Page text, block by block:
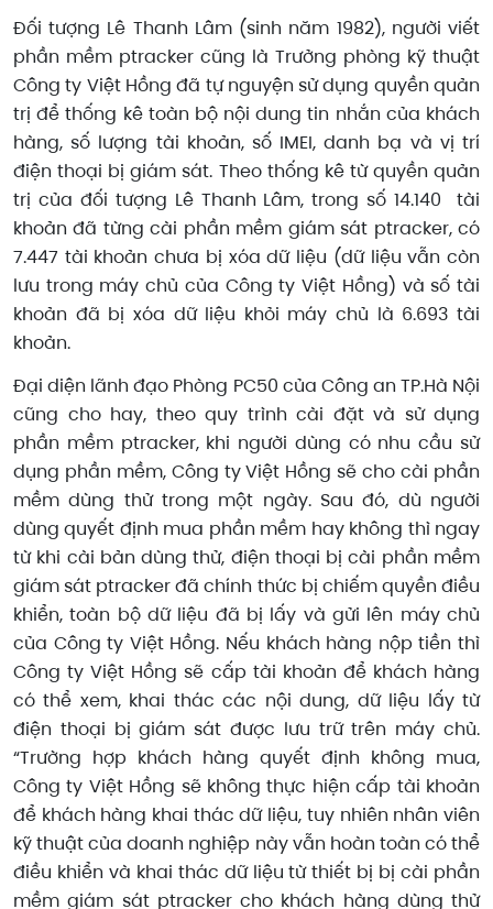
Đối tượng Lê Thanh Lâm (sinh năm 1982), người viết
phần mềm ptracker cũng là Trưởng phòng kỹ thuật
Công ty Việt Hồng đã tự nguyện sử dụng quyền quản
trị để thống kê toàn bộ nội dung tin nhắn của khách
hàng, số lượng tài khoản, số IMEI, danh bạ và vị trí
điện thoại bị giám sát. Theo thống kê từ quyền quản
trị của đối tượng Lê Thanh Lâm, trong số 14.140 tài
khoản đã từng cài phần mềm giám sát ptracker, có
7.447 tài khoản chưa bị xóa dữ liệu (dữ liệu vẫn còn
lưu trong máy chủ của Công ty Việt Hồng) và số tài
khoản đã bị xóa dữ liệu khỏi máy chủ là 6.693 tài
khoản.
Đại diện lãnh đạo Phòng PC50 của Công an TP.Hà Nội
cũng cho hay, theo quy trình cài đặt và sử dụng
phần mềm ptracker, khi người dùng có nhu cầu sử
dụng phần mềm, Công ty Việt Hồng sẽ cho cài phần
mềm dùng thử trong một ngày. Sau đó, dù người
dùng quyết định mua phần mềm hay không thì ngay
từ khi cài bản dùng thử, điện thoại bị cài phần mềm
giám sát ptracker đã chính thức bị chiếm quyền điều
khiển, toàn bộ dữ liệu đã bị lấy và gửi lên máy chủ
của Công ty Việt Hồng. Nếu khách hàng nộp tiền thì
Công ty Việt Hồng sẽ cấp tài khoản để khách hàng
có thể xem, khai thác các nội dung, dữ liệu lấy từ
điện thoại bị giám sát được lưu trữ trên máy chủ.
“Trường hợp khách hàng quyết định không mua,
Công ty Việt Hồng sẽ không thực hiện cấp tài khoản
để khách hàng khai thác dữ liệu, tuy nhiên nhân viên
kỹ thuật của doanh nghiệp này vẫn hoàn toàn có thể
điều khiển và khai thác dữ liệu từ thiết bị bị cài phần
mềm giám sát ptracker cho khách hàng dùng thử